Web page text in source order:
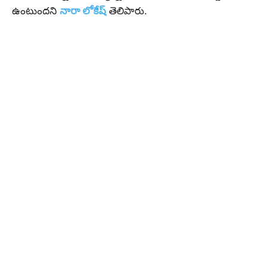
ఉంటుందని నారా లోకేష్తెలిపారు.